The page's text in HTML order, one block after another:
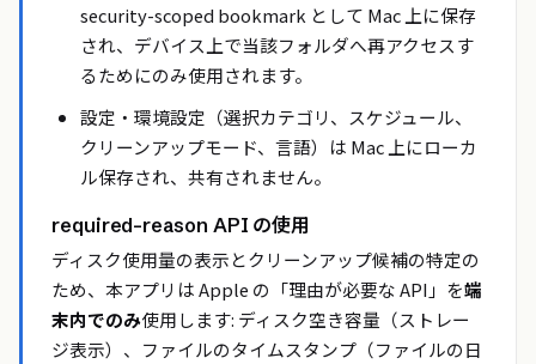
security-scoped bookmark として Mac 上に保存
され、デバイス上で当該フォルダへ再アクセスす
るためにのみ使用されます。
設定・環境設定（選択カテゴリ、スケジュール、
クリーンアップモード、言語）は Mac 上にローカ
ル保存され、共有されません。
required-reason API の使用
ディスク使用量の表示とクリーンアップ候補の特定の
ため、本アプリは Apple の「理由が必要な API」を端
末内でのみ使用します: ディスク空き容量（ストレー
ジ表示）、ファイルのタイムスタンプ（ファイルの日